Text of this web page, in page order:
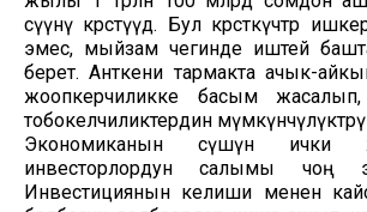
өсүүнү көрсөтүүдө. Бул көрсөткүчтөр
эмес, мыйзам чегинде иштей
берет. Анткени тармакта ачык-
жоопкерчиликке басым
тобокелчиликтердин
Экономиканын өсүшүнө
инвесторлордун салымы чоң
Инвестициянын келиши менен